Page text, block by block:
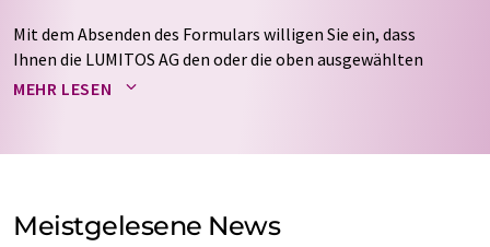
Mit dem Absenden des Formulars willigen Sie ein, dass
Ihnen die LUMITOS AG den oder die oben ausgewählten
Newsletter per E-Mail zusendet. Ihre Daten werden
auf Basis unsererDatenschutzerklärung. LUMITOS darf
Meinungsforschung per E-Mail kontaktieren. Ihre
Einwilligung können Sie jederzeit ohne Angabe von
MEHR LESEN
Meistgelesene News